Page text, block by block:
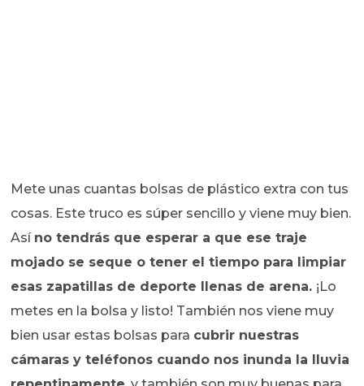
Mete unas cuantas bolsas de plástico extra con tus
cosas. Este truco es súper sencillo y viene muy bien.
Así no tendrás que esperar a que ese traje
mojado se seque o tener el tiempo para limpiar
esas zapatillas de deporte llenas de arena. ¡Lo
metes en la bolsa y listo! También nos viene muy
bien usar estas bolsas para cubrir nuestras
cámaras y teléfonos cuando nos inunda la lluvia